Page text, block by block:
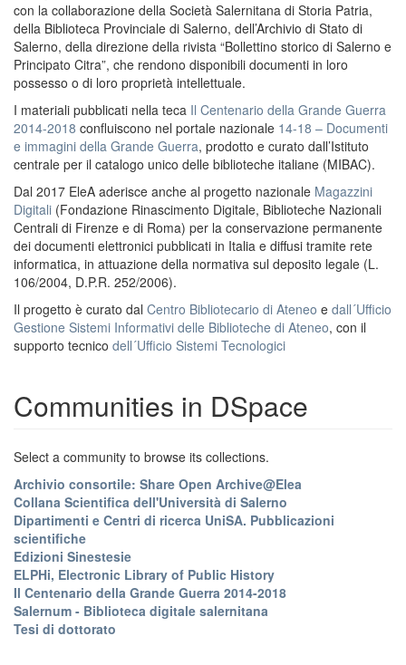
con la collaborazione della Società Salernitana di Storia Patria,
della Biblioteca Provinciale di Salerno, dell’Archivio di Stato di
Salerno, della direzione della rivista “Bollettino storico di Salerno e
Principato Citra”, che rendono disponibili documenti in loro
possesso o di loro proprietà intellettuale.
I materiali pubblicati nella teca Il Centenario della Grande Guerra
2014-2018 confluiscono nel portale nazionale 14-18 – Documenti
e immagini della Grande Guerra, prodotto e curato dall’Istituto
centrale per il catalogo unico delle biblioteche italiane (MIBAC).
Dal 2017 EleA aderisce anche al progetto nazionale Magazzini
Digitali (Fondazione Rinascimento Digitale, Biblioteche Nazionali
Centrali di Firenze e di Roma) per la conservazione permanente
dei documenti elettronici pubblicati in Italia e diffusi tramite rete
informatica, in attuazione della normativa sul deposito legale (L.
106/2004, D.P.R. 252/2006).
Il progetto è curato dal Centro Bibliotecario di Ateneo e dall´Ufficio
Gestione Sistemi Informativi delle Biblioteche di Ateneo, con il
supporto tecnico dell´Ufficio Sistemi Tecnologici
Communities in DSpace
Select a community to browse its collections.
Archivio consortile: Share Open Archive@Elea
Collana Scientifica dell'Università di Salerno
Dipartimenti e Centri di ricerca UniSA. Pubblicazioni
scientifiche
Edizioni Sinestesie
ELPHi, Electronic Library of Public History
Il Centenario della Grande Guerra 2014-2018
Salernum - Biblioteca digitale salernitana
Tesi di dottorato